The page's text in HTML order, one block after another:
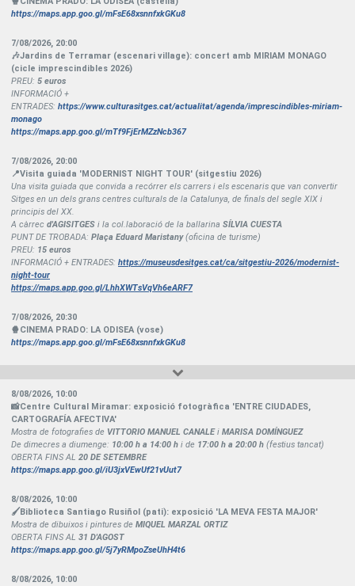
https://maps.app.goo.gl/mFsE68xsnnfxkGKu8
7/08/2026, 20:00
🎶Jardins de Terramar (escenari village): concert amb MIRIAM MONAGO
(cicle imprescindibles 2026)
PREU: 5 euros
INFORMACIÓ +
ENTRADES: https://www.culturasitges.cat/actualitat/agenda/imprescindibles-miriam-
monago
https://maps.app.goo.gl/mTf9FjErMZzNcb367
7/08/2026, 20:00
📍Visita guiada 'MODERNIST NIGHT TOUR' (sitgestiu 2026)
Una visita guiada que convida a recórrer els carrers i els escenaris que van convertir
Sitges en un dels grans centres culturals de la Catalunya, de finals del segle XIX i
principis del XX.
A càrrec d'AGISITGES i la col.laboració de la ballarina SÍLVIA CUESTA
PUNT DE TROBADA: Plaça Eduard Maristany(oficina de turisme)
PREU: 15 euros
INFORMACIÓ + ENTRADES: https://museusdesitges.cat/ca/sitgestiu-2026/modernist-
night-tour
https://maps.app.goo.gl/LhhXWTsVqVh6eARF7
7/08/2026, 20:30
🍿CINEMA PRADO: LA ODISEA (vose)
https://maps.app.goo.gl/mFsE68xsnnfxkGKu8
8/08/2026, 10:00
📸Centre Cultural Miramar: exposició fotogràfica 'ENTRE CIUDADES,
CARTOGRAFÍA AFECTIVA'
Mostra de fotografies de VITTORIO MANUEL CANALEi MARISA DOMÍNGUEZ
De dimecres a diumenge: 10:00 h a 14:00 h i de 17:00 h a 20:00 h (festius tancat)
OBERTA FINS AL 20 DE SETEMBRE
https://maps.app.goo.gl/iU3jxVEwUf21vUut7
8/08/2026, 10:00
🖌Biblioteca Santiago Rusiñol (pati): exposició 'LA MEVA FESTA MAJOR'
Mostra de dibuixos i pintures de MIQUEL MARZAL ORTIZ
OBERTA FINS AL 31 D'AGOST
https://maps.app.goo.gl/5j7yRMpoZseUhH4t6
8/08/2026, 10:00